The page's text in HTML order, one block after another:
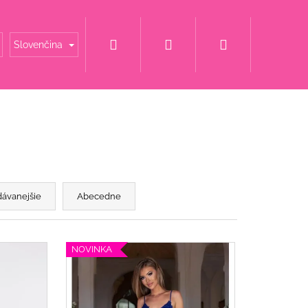
Šaty za super cenu Svadobné šaty
Slovenčina Prihlásenie
Abecedne
NOVINKA
KAMIENKOVÝM